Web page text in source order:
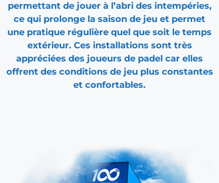
permettant de jouer à l’abri des intempéries,
ce qui prolonge la saison de jeu et permet
une pratique régulière quel que soit le temps
extérieur. Ces installations sont très
appréciées des joueurs de padel car elles
offrent des conditions de jeu plus constantes
et confortables.